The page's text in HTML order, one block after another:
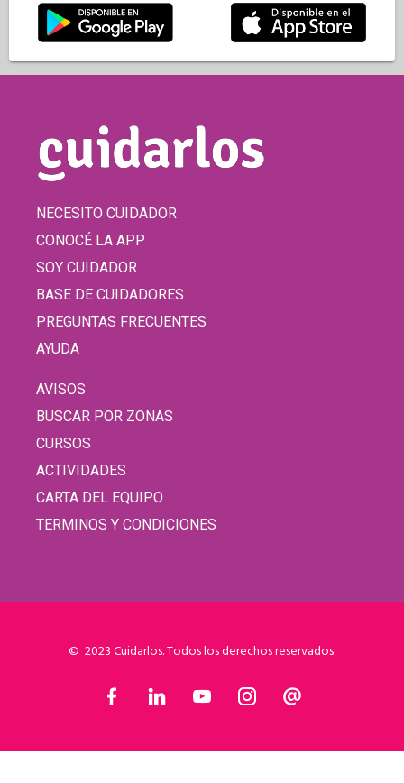
NECESITO CUIDADOR
CONOCÉ LA APP
SOY CUIDADOR
BASE DE CUIDADORES
PREGUNTAS FRECUENTES
AYUDA
AVISOS
BUSCAR POR ZONAS
CURSOS
ACTIVIDADES
CARTA DEL EQUIPO
TERMINOS Y CONDICIONES
© 2023 Cuidarlos. Todos los derechos reservados.